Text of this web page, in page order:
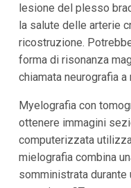
lesione del plesso
la salute delle arterie
ricostruzione.
forma di risonanza
chiamata neurografia
Myelografia con
ottenere immagini
computerizzata
mielografia combina
somministrata durante